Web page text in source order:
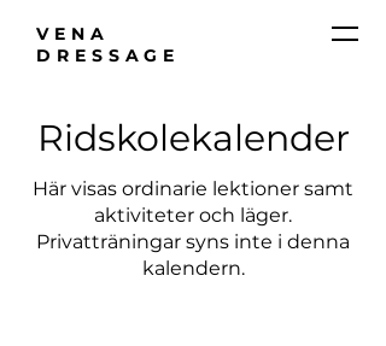
VENA
DRESSAGE
Ridskolekalender
Här visas ordinarie lektioner samt
aktiviteter och läger.
Privatträningar syns inte i denna
kalendern.